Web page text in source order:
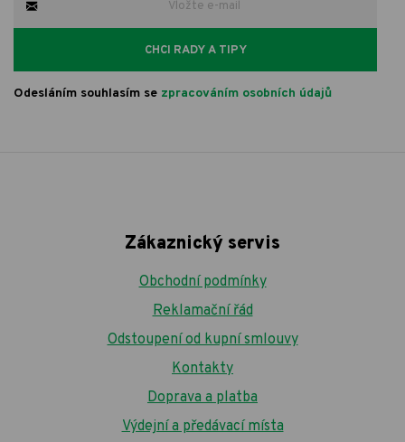
CHCI RADY A TIPY
Odesláním souhlasím se zpracováním osobních údajů
Zákaznický servis
Obchodní podmínky
Reklamační řád
Odstoupení od kupní smlouvy
Kontakty
Doprava a platba
Výdejní a předávací místa